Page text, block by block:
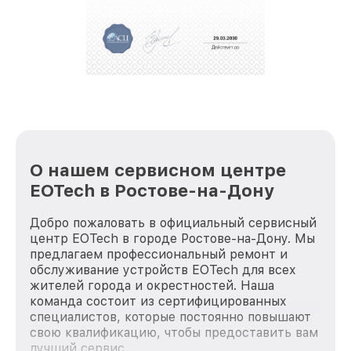
положительные отзывы и обрели отличную
репутацию. Мы постоянно совершенствуемся и
О нашем сервисном центре
EOTech в Ростове-на-Дону
Добро пожаловать в официальный сервисный
центр EOTech в городе Ростове-на-Дону. Мы
предлагаем профессиональный ремонт и
обслуживание устройств EOTech для всех
жителей города и окрестностей. Наша
команда состоит из сертифицированных
специалистов, которые постоянно повышают
свою квалификацию, чтобы предоставить вам
лучший сервис.